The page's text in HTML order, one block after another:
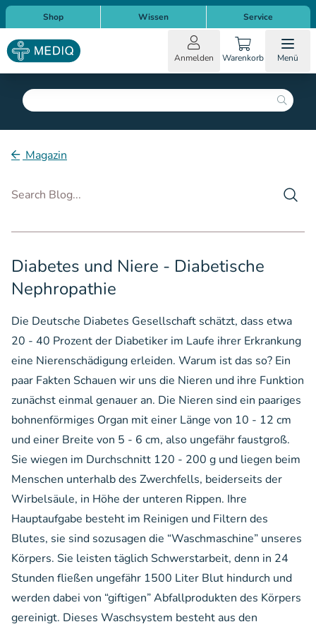
Direkt zum Inhalt
Direkt zur Hauptnavigation
Shop Wissen Service
Anmelden Warenkorb Menü
Suche
Magazin
Diabetes und Niere - Diabetische
Nephropathie
Die Deutsche Diabetes Gesellschaft schätzt, dass etwa
20 - 40 Prozent der Diabetiker im Laufe ihrer Erkrankung
eine Nierenschädigung erleiden. Warum ist das so? Ein
paar Fakten Schauen wir uns die Nieren und ihre Funktion
zunächst einmal genauer an. Die Nieren sind ein paariges
bohnenförmiges Organ mit einer Länge von 10 - 12 cm
und einer Breite von 5 - 6 cm, also ungefähr faustgroß.
Sie wiegen im Durchschnitt 120 - 200 g und liegen beim
Menschen unterhalb des Zwerchfells, beiderseits der
Wirbelsäule, in Höhe der unteren Rippen. Ihre
Hauptaufgabe besteht im Reinigen und Filtern des
Blutes, sie sind sozusagen die “Waschmaschine” unseres
Körpers. Sie leisten täglich Schwerstarbeit, denn in 24
Stunden fließen ungefähr 1500 Liter Blut hindurch und
werden dabei von “giftigen” Abfallprodukten des Körpers
gereinigt. Dieses Waschsystem besteht aus den